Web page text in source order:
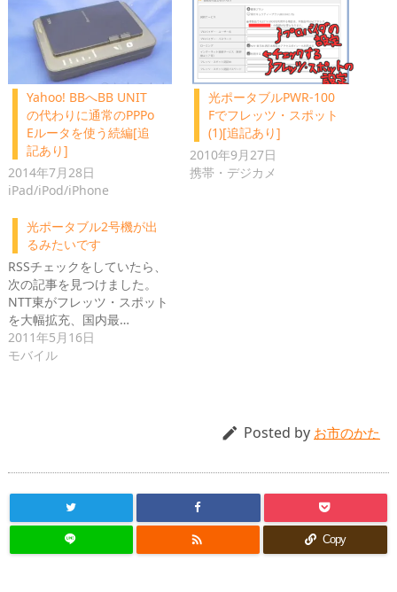
Yahoo! BBへBB UNIT
の代わりに通常のPPPo
Eルータを使う続編[追
記あり]
2014年7月28日
iPad/iPod/iPhone
光ポータブルPWR-100
Fでフレッツ・スポット
(1)[追記あり]
2010年9月27日
携帯・デジカメ
光ポータブル2号機が出
るみたいです
RSSチェックをしていたら、
次の記事を見つけました。
NTT東がフレッツ・スポット
を大幅拡充、国内最…
2011年5月16日
モバイル
 Posted by お市のかた
 Copy